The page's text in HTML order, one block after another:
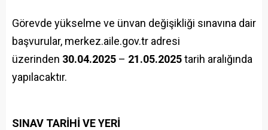
Görevde yükselme ve ünvan değişikliği sınavına dair
başvurular, merkez.aile.gov.tr adresi
üzerinden 30.04.2025 – 21.05.2025tarih aralığında
yapılacaktır.
SINAV TARİHİ VE YERİ